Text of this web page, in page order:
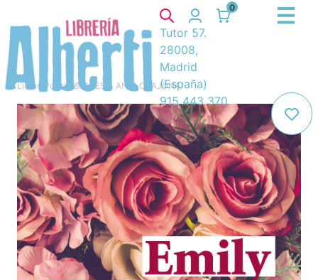
0
Tutor 57.
28008,
Madrid
(España)
915 443 370
Libros Poesía /8. POESIA ANGLOSAJONA/